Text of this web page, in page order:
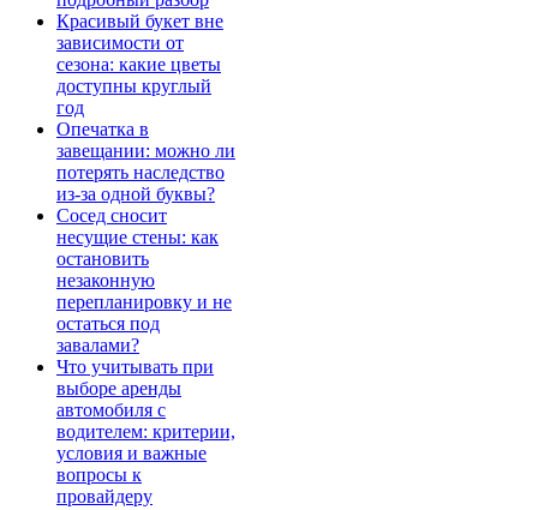
Красивый букет вне
зависимости от
сезона: какие цветы
доступны круглый
год
Опечатка в
завещании: можно ли
потерять наследство
из-за одной буквы?
Сосед сносит
несущие стены: как
остановить
незаконную
перепланировку и не
остаться под
завалами?
Что учитывать при
выборе аренды
автомобиля с
водителем: критерии,
условия и важные
вопросы к
провайдеру